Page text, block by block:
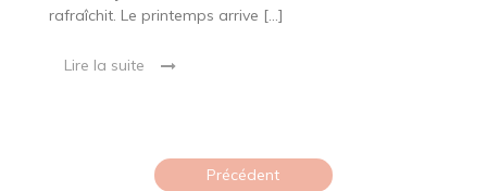
rafraîchit. Le printemps arrive […]
Lire la suite
Pagination
Précédent